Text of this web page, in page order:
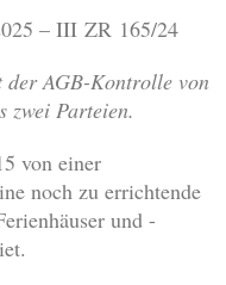
– III ZR 165/24
AGB-Kontrolle von
zwei Parteien.
von einer
noch zu errichtende
und -